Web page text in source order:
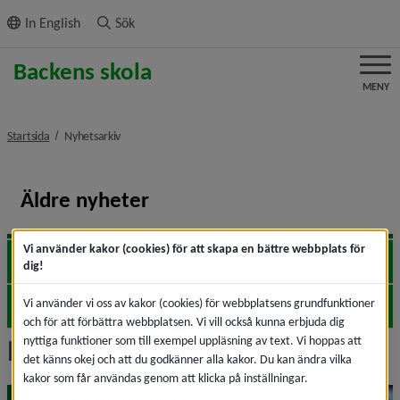
innehållet
In English Sök
MENY
Startsida Nyhetsarkivnivå i brödsmulenavigeringen
Äldre nyheter
2026
2023
Nyhetsarkiv
Vi använder kakor (cookies) för att skapa en bättre webbplats för
dig!
Vi använder vi oss av kakor (cookies) för webbplatsens grundfunktioner
och för att förbättra webbplatsen. Vi vill också kunna erbjuda dig
nyttiga funktioner som till exempel uppläsning av text. Vi hoppas att
det känns okej och att du godkänner alla kakor. Du kan ändra vilka
kakor som får användas genom att klicka på inställningar.